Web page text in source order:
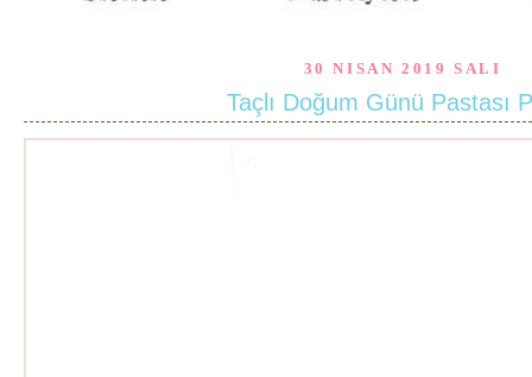
30 NISAN 2019 SALI
Taçlı Doğum Günü Pastası